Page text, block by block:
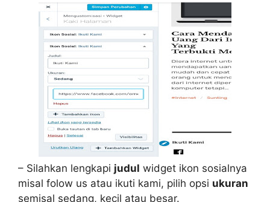
– Silahkan lengkapi judul widget ikon sosialnya
misal folow us atau ikuti kami, pilih opsi ukuran
semisal sedang, kecil atau besar.